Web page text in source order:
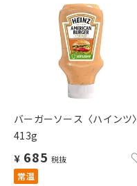
バーガーソース〈ハインツ〉
413g
¥ 685 税抜
常温